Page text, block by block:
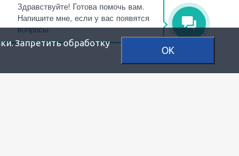
Здравствуйте! Готова помочь вам.
Напишите мне, если у вас появятся
вопросы.
Запретить обработку
OK